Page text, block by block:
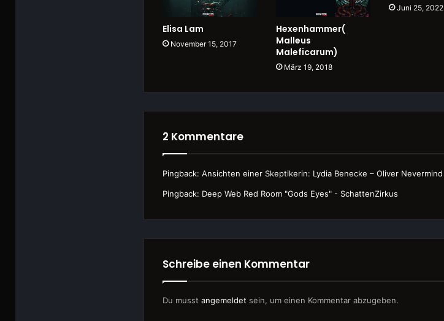
Elisa Lam
November 15, 2017
Hexenhammer(
Malleus
Maleficarum)
März 19, 2018
Juni 25, 2022
2 Kommentare
Pingback:Ansichten einer Skeptikerin: Lydia Benecke – Oliver Nevermind
Pingback: Deep Web Red Room "Gods Eyes" - SchattenZirkus
Schreibe einen Kommentar
Du musstangemeldet sein, um einen Kommentar abzugeben.